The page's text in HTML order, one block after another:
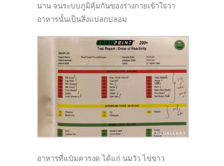
นาน จนระบบภูมิคุ้มกันของร่างกายเข้าใจว่า
อาหารนั้นเป็นสิ่งแปลกปลอม
อาหารที่แป๋มควรงด ได้แก่ นมวัว ไข่ขาว